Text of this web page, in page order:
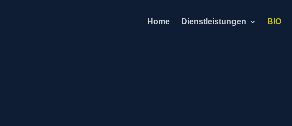
Home Dienstleistungen BIO